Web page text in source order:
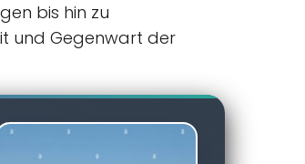
bis hin zu
und Gegenwart der